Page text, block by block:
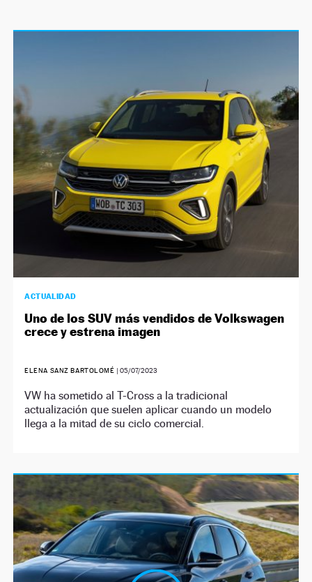
ACTUALIDAD
Uno de los SUV más vendidos de Volkswagen
crece y estrena imagen
ELENA SANZ BARTOLOMÉ | 05/07/2023
VW ha sometido al T-Cross a la tradicional
actualización que suelen aplicar cuando un modelo
llega a la mitad de su ciclo comercial.